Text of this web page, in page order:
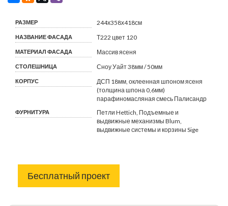
РАЗМЕР 244х358х418см
НАЗВАНИЕ ФАСАДА Т222 цвет 120
МАТЕРИАЛ ФАСАДА Массив ясеня
СТОЛЕШНИЦА Сноу Уайт 38мм / 50мм
КОРПУС
ДСП 18мм, оклеенная шпоном ясеня
(толщина шпона 0,6мм)
парафиномасляная смесь Палисандр
ФУРНИТУРА
Петли Hettich, Подъемные и
выдвижные механизмы Blum,
выдвижные системы и корзины Sige
Бесплатный проект